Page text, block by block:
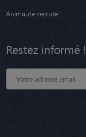
Animaute recrute
Restez informé !